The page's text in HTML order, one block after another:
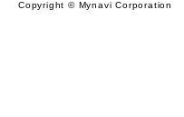
Copyright © Mynavi Corporation